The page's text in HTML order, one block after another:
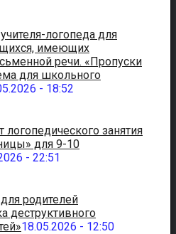
логопеда для
имеющих
речи. «Пропуски
для школьного
- 18:52
логопедического занятия
для 9-10
- 22:51
родителей
деструктивного
18.05.2026 - 12:50